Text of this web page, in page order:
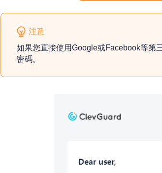
注意
如果您直接使用Google或Facebook等第
密碼。